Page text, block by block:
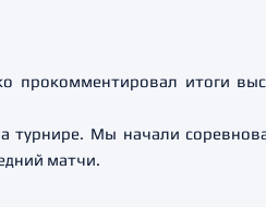
прокомментировал итоги
турнире. Мы начали
матчи.